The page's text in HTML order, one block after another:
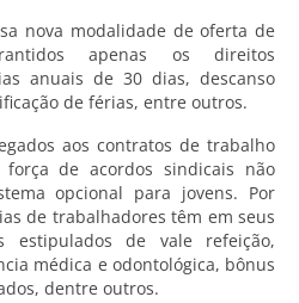
nova modalidade de oferta de
apenas os direitos
anuais de 30 dias, descanso
de férias, entre outros.
aos contratos de trabalho
de acordos sindicais não
opcional para jovens. Por
de trabalhadores têm em seus
estipulados de vale refeição,
médica e odontológica, bônus
dentre outros.